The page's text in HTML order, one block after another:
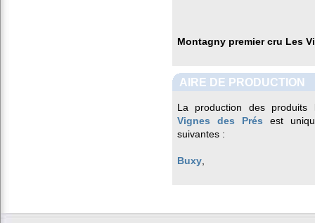
Montagny premier cru Les
AIRE DE PRODUCTION
La production des produits
Vignes des Prés est
suivantes :
Buxy